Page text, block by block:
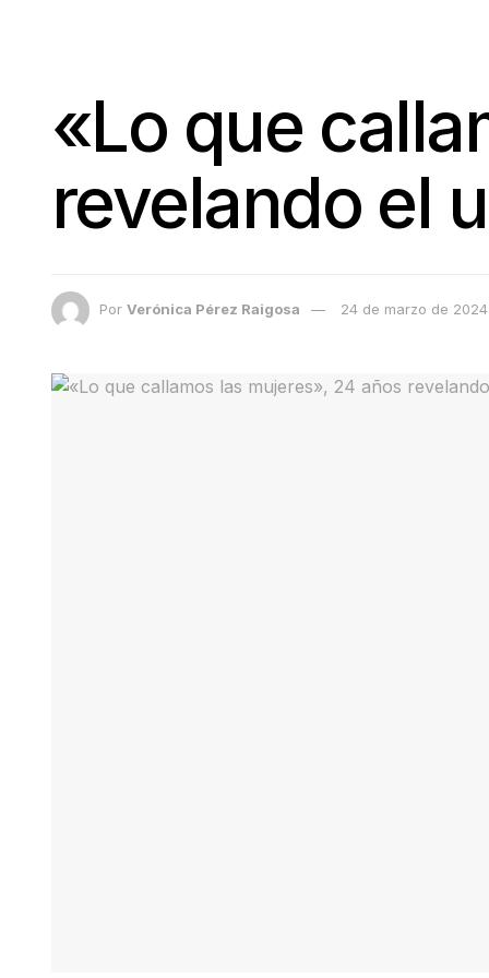
«Lo que
revelando el
Por Verónica Pérez Raigosa 24 de marzo de 2024